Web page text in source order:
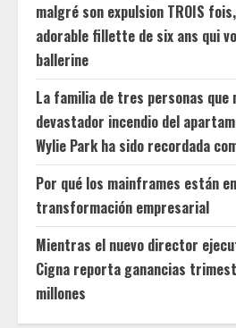
malgré son expulsion TROIS
adorable fillette de six ans qui
ballerine
La familia de tres personas que
devastador incendio del
Wylie Park ha sido recordada
Por qué los mainframes están
transformación empresarial
Mientras el nuevo director
Cigna reporta ganancias
millones